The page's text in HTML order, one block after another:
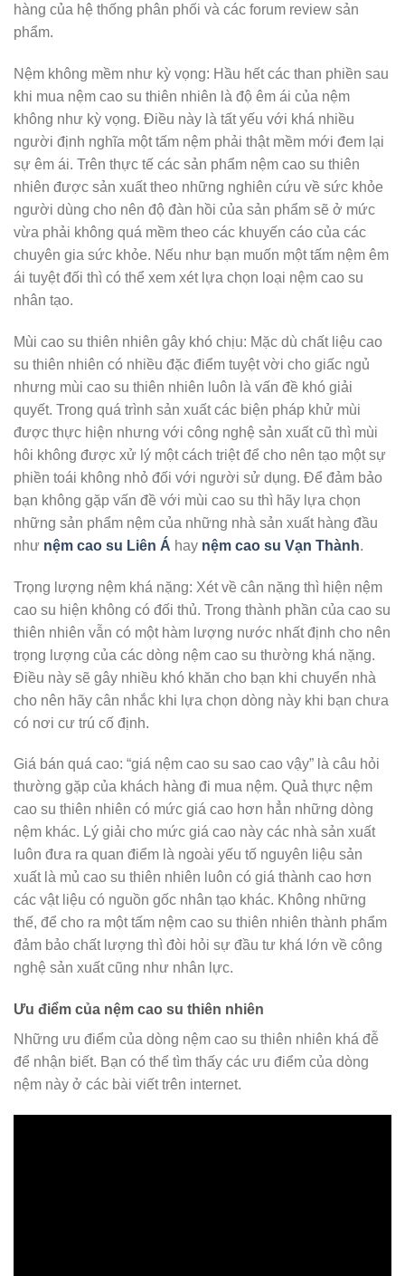
hàng của hệ thống phân phối và các forum review sản
phẩm.
Nệm không mềm như kỳ vọng: Hầu hết các than phiền sau
khi mua nệm cao su thiên nhiên là độ êm ái của nệm
không như kỳ vọng. Điều này là tất yếu với khá nhiều
người định nghĩa một tấm nệm phải thật mềm mới đem lại
sự êm ái. Trên thực tế các sản phẩm nệm cao su thiên
nhiên được sản xuất theo những nghiên cứu về sức khỏe
người dùng cho nên độ đàn hồi của sản phẩm sẽ ở mức
vừa phải không quá mềm theo các khuyến cáo của các
chuyên gia sức khỏe. Nếu như bạn muốn một tấm nệm êm
ái tuyệt đối thì có thể xem xét lựa chọn loại nệm cao su
nhân tạo.
Mùi cao su thiên nhiên gây khó chịu: Mặc dù chất liệu cao
su thiên nhiên có nhiều đặc điểm tuyệt vời cho giấc ngủ
nhưng mùi cao su thiên nhiên luôn là vấn đề khó giải
quyết. Trong quá trình sản xuất các biện pháp khử mùi
được thực hiện nhưng với công nghệ sản xuất cũ thì mùi
hôi không được xử lý một cách triệt để cho nên tạo một sự
phiền toái không nhỏ đối với người sử dụng. Để đảm bảo
bạn không gặp vấn đề với mùi cao su thì hãy lựa chọn
những sản phẩm nệm của những nhà sản xuất hàng đầu
như nệm cao su Liên Á hay nệm cao su Vạn Thành.
Trọng lượng nệm khá nặng: Xét về cân nặng thì hiện nệm
cao su hiện không có đối thủ. Trong thành phần của cao su
thiên nhiên vẫn có một hàm lượng nước nhất định cho nên
trọng lượng của các dòng nệm cao su thường khá nặng.
Điều này sẽ gây nhiều khó khăn cho bạn khi chuyển nhà
cho nên hãy cân nhắc khi lựa chọn dòng này khi bạn chưa
có nơi cư trú cố định.
Giá bán quá cao: “giá nệm cao su sao cao vậy” là câu hỏi
thường gặp của khách hàng đi mua nệm. Quả thực nệm
cao su thiên nhiên có mức giá cao hơn hẳn những dòng
nệm khác. Lý giải cho mức giá cao này các nhà sản xuất
luôn đưa ra quan điểm là ngoài yếu tố nguyên liệu sản
xuất là mủ cao su thiên nhiên luôn có giá thành cao hơn
các vật liệu có nguồn gốc nhân tạo khác. Không những
thế, để cho ra một tấm nệm cao su thiên nhiên thành phẩm
đảm bảo chất lượng thì đòi hỏi sự đầu tư khá lớn về công
nghệ sản xuất cũng như nhân lực.
Ưu điểm của nệm cao su thiên nhiên
Những ưu điểm của dòng nệm cao su thiên nhiên khá đễ
để nhận biết. Bạn có thể tìm thấy các ưu điểm của dòng
nệm này ở các bài viết trên internet.